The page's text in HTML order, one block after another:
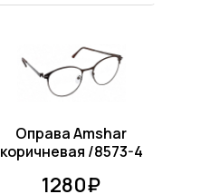
Оправа Amshar
коричневая /8573-4
1280₽